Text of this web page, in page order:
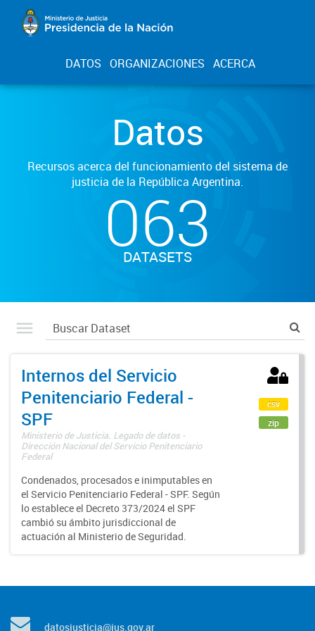
DATOS ORGANIZACIONES ACERCA
Datos
Recursos acerca del funcionamiento del sistema de
justicia de la República Argentina.
063
DATASETS
Internos del Servicio
Penitenciario Federal -
SPF
Ministerio de Justicia. Legado de datos -
Dirección Nacional del Servicio Penitenciario
Federal
Condenados, procesados e inimputables en
el Servicio Penitenciario Federal - SPF. Según
lo establece el Decreto 373/2024 el SPF
cambió su ámbito jurisdiccional de
actuación al Ministerio de Seguridad.
csv
zip
datosjusticia@jus.gov.ar